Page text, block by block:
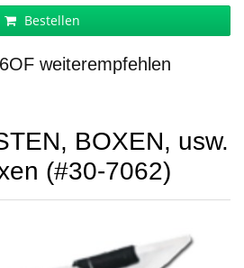
Bestellen
weiterempfehlen
(#30-7062)